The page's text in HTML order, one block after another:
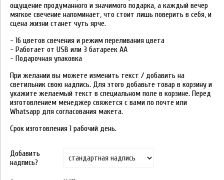
ощущение продуманного и значимого подарка, а каждый вечер
мягкое свечение напоминает, что стоит лишь поверить в себя, и
сцена жизни станет чуть ярче.
- 16 цветов свечения и режим переливания цвета
- Работает от USB или 3 батареек АА
- Подарочная упаковка
При желании вы можете изменить текст / добавить на
светильник свою надпись. Для этого добавьте товар в корзину и
укажите желаемый текст в специальном поле в корзине. Перед
изготовлением менеджер свяжется с вами по почте или
Whatsapp для согласования макета.
Срок изготовления 1 рабочий день.
Добавить
надпись?